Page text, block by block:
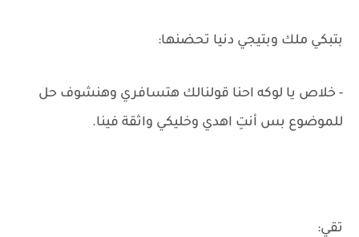
بتبكي ملك وبتيجي دنيا تحضنها:
- خلاص يا لوكه احنا قولنالك هتسافري وهنشوف حل
للموضوع بس أنتِ اهدي وخليكي واثقة فينا.
تقي: